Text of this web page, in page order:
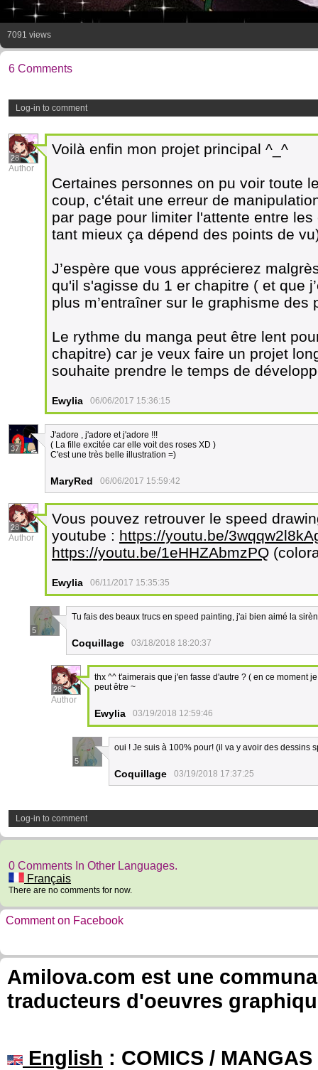
7091 views
6 Comments
Log-in to comment
28
Author
Voilà enfin mon projet principal ^_^
Certaines personnes on pu voir toute
coup, c'était une erreur de
par page pour limiter l'attente entre
tant mieux ça dépend des points de
J’espère que vous apprécierez
qu'il s'agisse du 1 er chapitre ( et que
plus m’entraîner sur le graphisme des
Le rythme du manga peut être lent
chapitre) car je veux faire un projet
souhaite prendre le temps de
Ewylia 06/06/2017 15:36:15
37
J'adore , j'adore et j'adore !!!
( La fille excitée car elle voit des roses XD )
C'est une très belle illustration =)
MaryRed 06/06/2017 15:59:42
28
Author
Vous pouvez retrouver le speed
youtube : https://youtu.be/
https://youtu.be/1eHHZAbmzPQ
Ewylia 06/11/2017 15:35:35
5
Tu fais des beaux trucs en speed painting, j'ai bien aimé la
Coquillage 03/18/2018 18:20:37
28
Author
thx ^^ t'aimerais que j'en fasse d'autre ? ( en ce moment
peut être ~
Ewylia 03/19/2018 12:59:46
5
oui ! Je suis à 100% pour! (il va y avoir des dessins
Coquillage 03/19/2018 17:37:25
Log-in to comment
0 Comments In Other Languages.
Français
There are no comments for now.
Comment on Facebook
Amilova.com est une
traducteurs d'oeuvres
English : COMICS /